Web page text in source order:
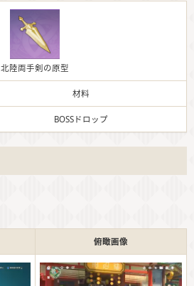
北陸両手剣の原型
材料
BOSSドロップ
俯瞰画像